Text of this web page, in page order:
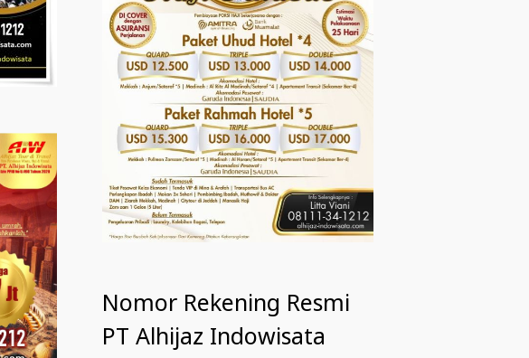
Nomor Rekening Resmi
PT Alhijaz Indowisata